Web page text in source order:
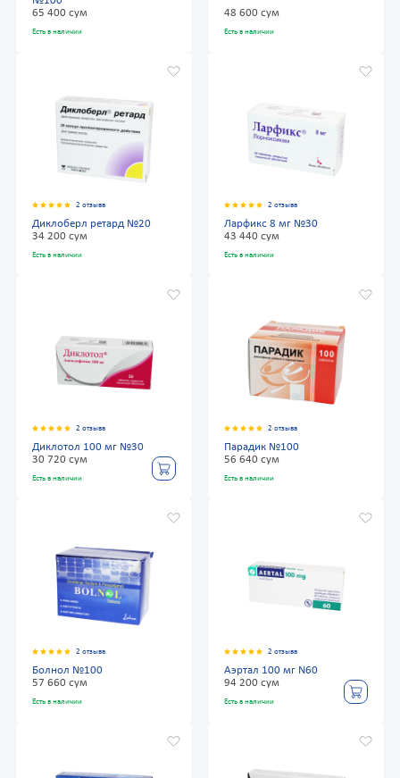
65 400 сум
Есть в наличии
48 600 сум
Есть в наличии
2 отзыва
Диклоберл ретард №20
34 200 сум
Есть в наличии
2 отзыва
Ларфикс 8 мг №30
43 440 сум
Есть в наличии
2 отзыва
Диклотол 100 мг №30
30 720 сум
Есть в наличии
2 отзыва
Парадик №100
56 640 сум
Есть в наличии
2 отзыва
Болнол №100
57 660 сум
Есть в наличии
2 отзыва
Аэртал 100 мг N60
94 200 сум
Есть в наличии